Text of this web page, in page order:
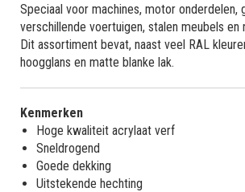
Speciaal voor machines, motor onderdelen,
verschillende voertuigen, stalen meubels en
Dit assortiment bevat, naast veel RAL
hoogglans en matte blanke lak.
Kenmerken
Hoge kwaliteit acrylaat verf
Sneldrogend
Goede dekking
Uitstekende hechting